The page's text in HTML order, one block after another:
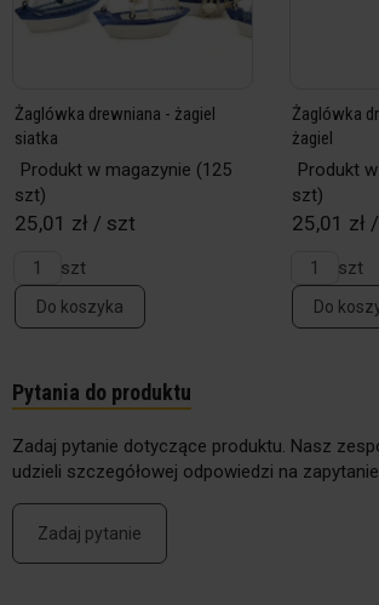
Żaglówka drewniana - żagiel
siatka
Produkt w magazynie (125
szt)
25,01 zł / szt
szt
Do koszyka
Żaglówka
żagiel
Produkt
szt)
25,01 zł
szt
Do
Pytania do produktu
Zadaj pytanie dotyczące produktu. Nasz
udzieli szczegółowej odpowiedzi na
Zadaj pytanie